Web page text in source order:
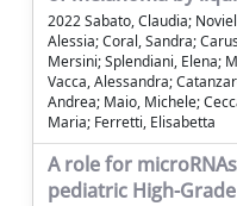
2022 Sabato, Claudia;
Alessia; Coral, Sandra;
Mersini; Splendiani, Elena;
Vacca, Alessandra;
Andrea; Maio, Michele;
Maria; Ferretti, Elisabetta
A role for
pediatric High-